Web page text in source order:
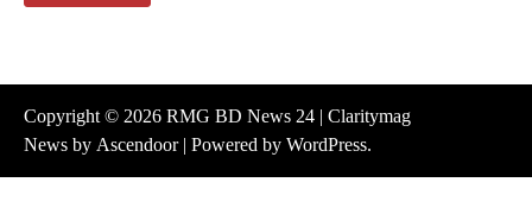
Copyright © 2026 RMG BD News 24 | Claritymag
News by Ascendoor| Powered by WordPress.